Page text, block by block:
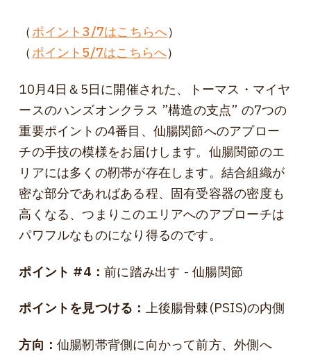
（ポイント3/7はこちらへ）
（ポイント5/7はこちらへ）
10月4日＆5日に開催された、トーマス・マイヤ
ースのハンズオンクラス ”構造の支点” の7つの
重要ポイントの4番目、仙腸関節へのアプロー
チの手技の模様をお届けします。仙腸関節のエ
リアには多くの靭帯が存在します。結合組織が
密な部分であればある程、固有受容器の密度も
高くなる、つまりこのエリアへのアプローチは
パワフルなものになり得るのです。
ポイント #4：前に踏み出す - 仙腸関節
ポイントを見つける： 上後腸骨棘(PSIS)の内側
方向：仙腸靭帯背側に向かって前方、外側へ